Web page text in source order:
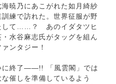
暁乃にあこがれた如月綺紗
練で訪れた。世界征服が野
して……？ あのイダタツヒ
水谷麻志氏がタッグを組ん
ンタジー！
に終了――!! 「風雲閣」では
催しを準備しているよう